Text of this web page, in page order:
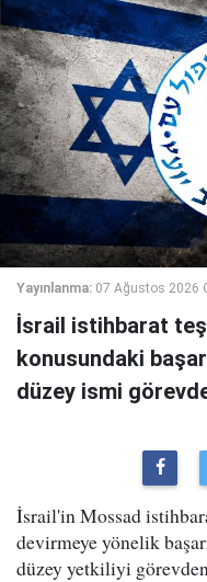
Yayınlanma: 07 Ağustos 2026
İsrail istihbarat
konusundaki
düzey ismi
İsrail'in Mossad
devirmeye yönelik
düzey yetkiliyi